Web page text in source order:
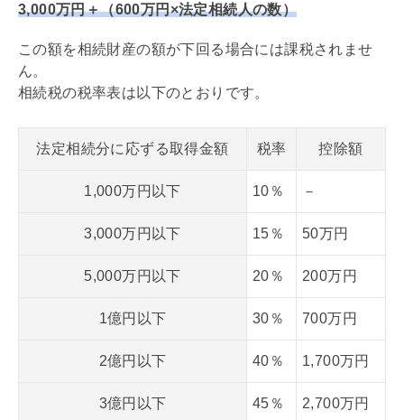
3,000万円＋（600万円×法定相続人の数）
この額を相続財産の額が下回る場合には課税されませ
ん。
相続税の税率表は以下のとおりです。
法定相続分に応ずる取得金額 税率 控除額
1,000万円以下 10％ －
3,000万円以下 15％ 50万円
5,000万円以下 20％ 200万円
1億円以下 30％ 700万円
2億円以下 40％ 1,700万円
3億円以下 45％ 2,700万円